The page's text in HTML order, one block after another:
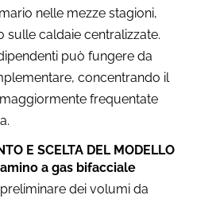
nelle mezze stagioni,
sulle caldaie centralizzate.
può fungere da
concentrando il
frequentate
E SCELTA DEL MODELLO
a gas bifacciale
preliminare dei volumi da